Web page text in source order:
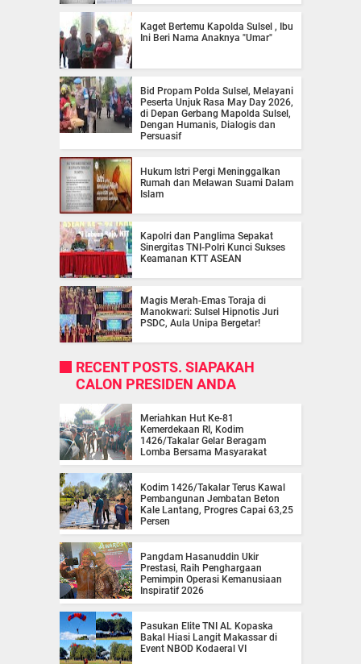
Kaget Bertemu Kapolda Sulsel , Ibu
Ini Beri Nama Anaknya "Umar"
Bid Propam Polda Sulsel, Melayani
Peserta Unjuk Rasa May Day 2026,
di Depan Gerbang Mapolda Sulsel,
Dengan Humanis, Dialogis dan
Persuasif
Hukum Istri Pergi Meninggalkan
Rumah dan Melawan Suami Dalam
Islam
Kapolri dan Panglima Sepakat
Sinergitas TNI-Polri Kunci Sukses
Keamanan KTT ASEAN
Magis Merah-Emas Toraja di
Manokwari: Sulsel Hipnotis Juri
PSDC, Aula Unipa Bergetar!
RECENT POSTS. SIAPAKAH
CALON PRESIDEN ANDA
Meriahkan Hut Ke-81
Kemerdekaan RI, Kodim
1426/Takalar Gelar Beragam
Lomba Bersama Masyarakat
Kodim 1426/Takalar Terus Kawal
Pembangunan Jembatan Beton
Kale Lantang, Progres Capai 63,25
Persen
Pangdam Hasanuddin Ukir
Prestasi, Raih Penghargaan
Pemimpin Operasi Kemanusiaan
Inspiratif 2026
Pasukan Elite TNI AL Kopaska
Bakal Hiasi Langit Makassar di
Event NBOD Kodaeral VI